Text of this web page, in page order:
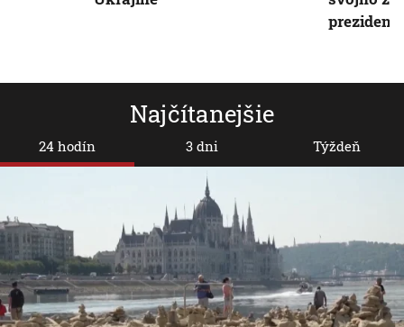
Najčítanejšie
24 hodín 3 dni Týždeň